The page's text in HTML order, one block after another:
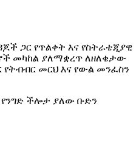
ጋር የጥልቀት እና የስትራቴጂያዊ
መካከል ያለማቋረጥ ለዘለቄታው
መርህ እና የውል መንፈስን